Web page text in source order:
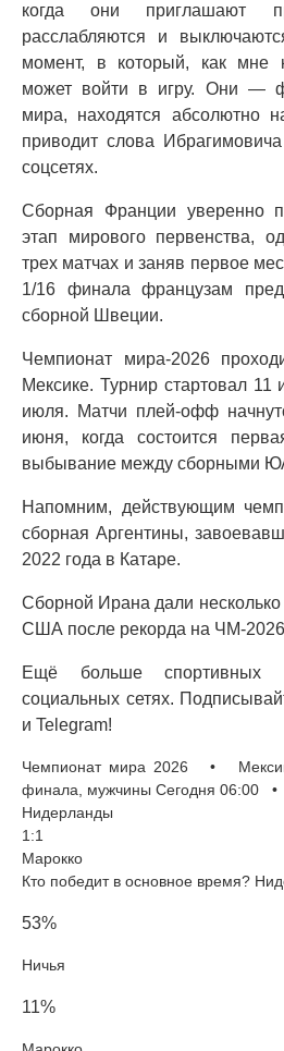
когда они приглашают
расслабляются и
момент, в который, как мне
может войти в игру. Они —
мира, находятся абсолютно
приводит слова
соцсетях.
Сборная Франции уверенно
этап мирового первенства,
трех матчах и заняв первое
1/16 финала французам
сборной Швеции.
Чемпионат мира-2026
Мексике. Турнир стартовал
июля. Матчи плей-офф
июня, когда состоится
выбывание между сборными
Напомним, действующим
сборная Аргентины,
2022 года в Катаре.
Сборной Ирана дали несколько
США после рекорда на ЧМ-2026
Ещё больше спортивных
социальных сетях.
и Telegram!
Чемпионат мира 2026 •
финала, мужчины Сегодня 06:00 •
Нидерланды
1:1
Марокко
Кто победит в основное время?
53%
Ничья
11%